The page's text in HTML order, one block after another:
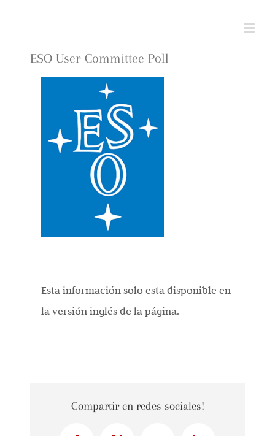
contenidoESO User Committee Poll
Esta información solo esta disponible en
la versión inglés de la página.
Compartir en redes sociales!